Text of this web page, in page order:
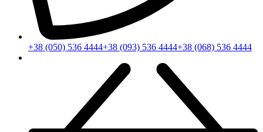
+38 (050) 536 4444+38 (093) 536 4444+38 (068) 536 4444